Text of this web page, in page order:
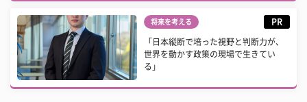
将来を考える PR
「日本縦断で培った視野と判断力が、
世界を動かす政策の現場で生きてい
る」